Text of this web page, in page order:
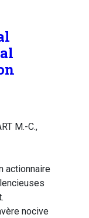
M.-C.,
actionnaire
nocive